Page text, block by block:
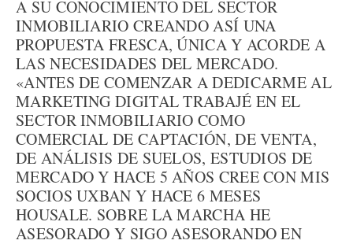
A SU CONOCIMIENTO DEL SECTOR
INMOBILIARIO CREANDO ASÍ UNA
PROPUESTA FRESCA, ÚNICA Y ACORDE A
LAS NECESIDADES DEL MERCADO.
«ANTES DE COMENZAR A DEDICARME AL
MARKETING DIGITAL TRABAJÉ EN EL
SECTOR INMOBILIARIO COMO
COMERCIAL DE CAPTACIÓN, DE VENTA,
DE ANÁLISIS DE SUELOS, ESTUDIOS DE
MERCADO Y HACE 5 AÑOS CREE CON MIS
SOCIOS UXBAN Y HACE 6 MESES
HOUSALE. SOBRE LA MARCHA HE
ASESORADO Y SIGO ASESORANDO EN